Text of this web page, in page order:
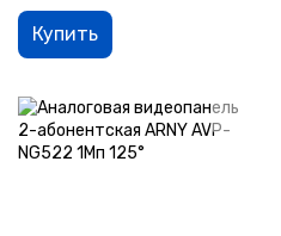
Купить